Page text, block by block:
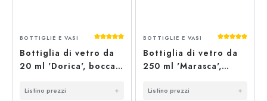
Valutazione media di 5 su 5 stelle
BOTTIGLIE E VASI
Bottiglia di vetro da
20 ml 'Dorica', bocca:
Listino prezzi
BOTTIGLIE E VASI
Bottiglia di vetro da
250 ml 'Marasca',
antico, bocca: PP 31,5
Listino prezzi